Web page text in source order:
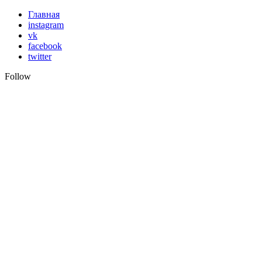
Skip
content
Главная
instagram
vk
facebook
twitter
Follow